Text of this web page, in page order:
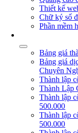
Thiết kế
Chữ ký số
Phần mềm
Bảng giá
Bảng giá
Chuyên
Thành lập
Thành Lập
Thành lập
500.000
Thành lập
500.000